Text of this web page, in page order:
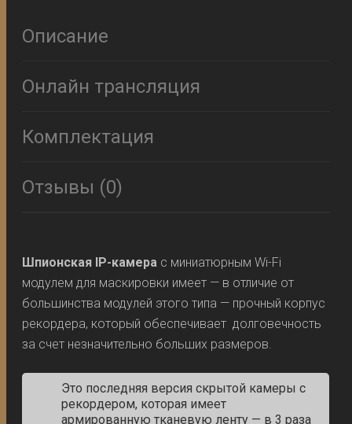
Описание
Онлайн трансляция
Комплектация
Отзывы (0)
Шпионская IP-камера с миниатюрным Wi-Fi
модулем для маскировки имеет — в отличие от
большинства модулей этого типа — прочный корпус
рекордера, который обеспечивает долговечность
за счет незначительно больших размеров.
Это последняя версия скрытой камеры с
рекордером, которая имеет
армированную тканевую ленту — в 3 раза